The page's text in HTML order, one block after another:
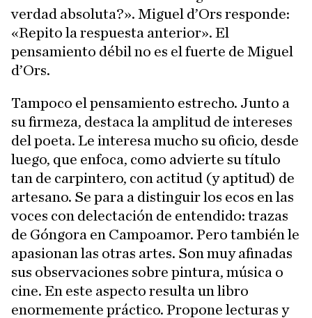
verdad absoluta?». Miguel d’Ors responde:
«Repito la respuesta anterior». El
pensamiento débil no es el fuerte de Miguel
d’Ors.
Tampoco el pensamiento estrecho. Junto a
su firmeza, destaca la amplitud de intereses
del poeta. Le interesa mucho su oficio, desde
luego, que enfoca, como advierte su título
tan de carpintero, con actitud (y aptitud) de
artesano. Se para a distinguir los ecos en las
voces con delectación de entendido: trazas
de Góngora en Campoamor. Pero también le
apasionan las otras artes. Son muy afinadas
sus observaciones sobre pintura, música o
cine. En este aspecto resulta un libro
enormemente práctico. Propone lecturas y